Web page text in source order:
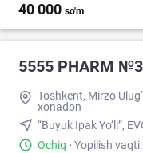
40 000 so'm
5555 PHARM №3
Toshkent, Mirzo
xonadon
“Buyuk Ipak Yo‘li”,
Ochiq · Yopilish vaqti